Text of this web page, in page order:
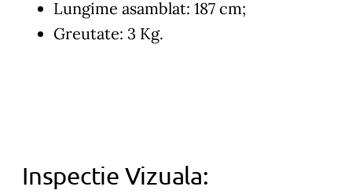
Lungime asamblat: 187 cm;
Greutate: 3 Kg.
Inspectie Vizuala: